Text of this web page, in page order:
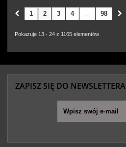
1 2 3 4 98
Pokazuje 13 - 24 z 1165 elementów
ZAPISZ SIĘ DO NEWSLETTERA